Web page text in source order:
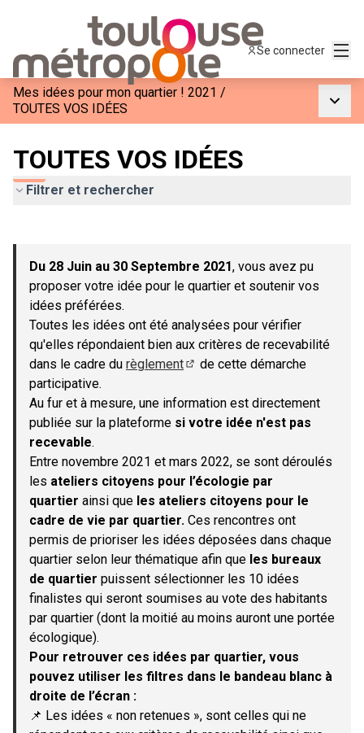
Se connecter
Mes idées pour mon quartier ! 2021 /
TOUTES VOS IDÉES
TOUTES VOS IDÉES
Filtrer et rechercher
−
Du 28 Juin au 30 Septembre 2021, vous avez pu
proposer votre idée pour le quartier et soutenir vos
idées préférées.
Toutes les idées ont été analysées pour vérifier
qu'elles répondaient bien aux critères de recevabilité
dans le cadre du règlement
de cette démarche
participative.
Au fur et à mesure, une information est directement
publiée sur la plateforme si votre idée n'est pas
recevable.
Entre novembre 2021 et mars 2022, se sont déroulés
les ateliers citoyens pour l’écologie par
quartier ainsi que les ateliers citoyens pour le
cadre de vie par quartier. Ces rencontres ont
permis de prioriser les idées déposées dans chaque
quartier selon leur thématique afin que les bureaux
de quartier puissent sélectionner les 10 idées
finalistes qui seront soumises au vote des habitants
par quartier (dont la moitié au moins auront une portée
écologique).
Pour retrouver ces idées par quartier, vous
pouvez utiliser les filtres dans le bandeau blanc à
droite de l’écran :
📌 Les idées « non retenues », sont celles qui ne